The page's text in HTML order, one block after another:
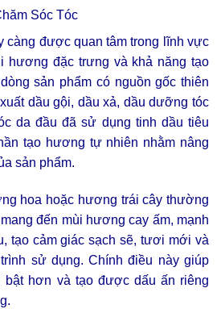
Sóc Tóc
càng được quan tâm trong lĩnh vực
hương đặc trưng và khả năng tạo
sản phẩm có nguồn gốc thiên
dầu gội, dầu xả, dầu dưỡng tóc
da đầu đã sử dụng tinh dầu tiêu
tạo hương tự nhiên nhằm nâng
sản phẩm.
hoa hoặc hương trái cây thường
đến mùi hương cay ấm, mạnh
tạo cảm giác sạch sẽ, tươi mới và
sử dụng. Chính điều này giúp
bật hơn và tạo được dấu ấn riêng